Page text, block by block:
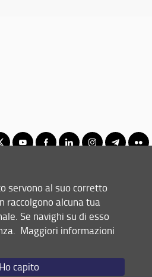
in Governo e direzione d'impresa
degli Studi di Firenze UNIFI
P.IVA/Cod.Fis 01279680480
delle Pandette, 32 - 50127 Firenze (FI)
Email:
servono al suo corretto
raccolgono alcuna tua
Se navighi su di esso
Maggiori informazioni
Ho capito